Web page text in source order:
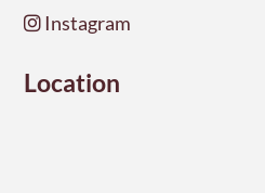
Instagram
Location